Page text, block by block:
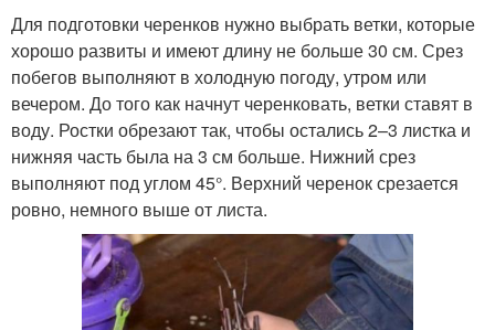
Для подготовки черенков нужно выбрать ветки, которые
хорошо развиты и имеют длину не больше 30 см. Срез
побегов выполняют в холодную погоду, утром или
вечером. До того как начнут черенковать, ветки ставят в
воду. Ростки обрезают так, чтобы остались 2–3 листка и
нижняя часть была на 3 см больше. Нижний срез
выполняют под углом 45°. Верхний черенок срезается
ровно, немного выше от листа.